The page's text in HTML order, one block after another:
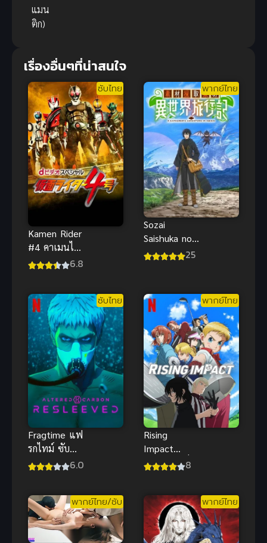
แมน
ติก)
เรื่องอื่นๆที่น่าสนใจ
ซับไทย
Kamen Rider
#4 คาเมนไร
เดอร์
6.8
พากย์ไทย
Sozai
Saishuka no
Isekai
25
ซับไทย
Fragtime แฟ
รกไทม์ ซับ
ไทย
6.0
พากย์ไทย
Rising
Impact
(2024) ไรซิ่ง
8
พากย์ไทย/ซับ พากย์ไทย